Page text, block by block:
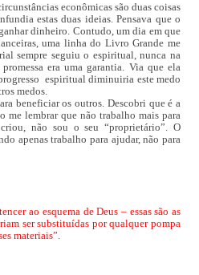
econômicas são duas coisas
estas duas ideias. Pensava que o
dinheiro. Contudo, um dia em que
uma linha do Livro Grande me
sempre seguiu o espiritual, nunca na
era uma garantia. Via que ela
espiritual diminuiria este medo
medos.
beneficiar os outros. Descobri que é a
lembrar que não trabalho mais para
não sou o seu “proprietário”. O
apenas trabalho para ajudar, não para
ao esquema de Deus – essas são as
ser substituídas por qualquer pompa
materiais”.